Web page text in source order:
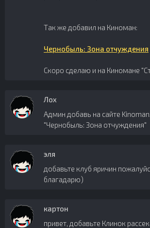
Так же добавил на Киноман:
Чернобыль: Зона отчуждения
Скоро сделаю и на Киномане
Лох
Админ добавь на сайте
"Чернобыль: Зона отчуждения"
эля
добавьте клуб яричин
благадарю)
картон
привет, добавьте Клинок